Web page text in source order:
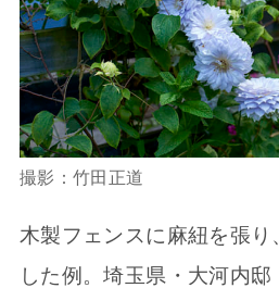
撮影：竹田正道
木製フェンスに麻紐を張り
した例。埼玉県・大河内邸